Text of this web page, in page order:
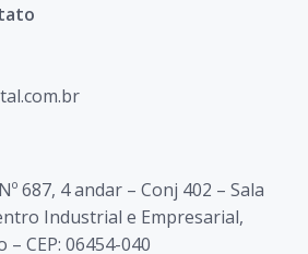
687, 4 andar – Conj 402 – Sala
Industrial e Empresarial,
CEP: 06454-040